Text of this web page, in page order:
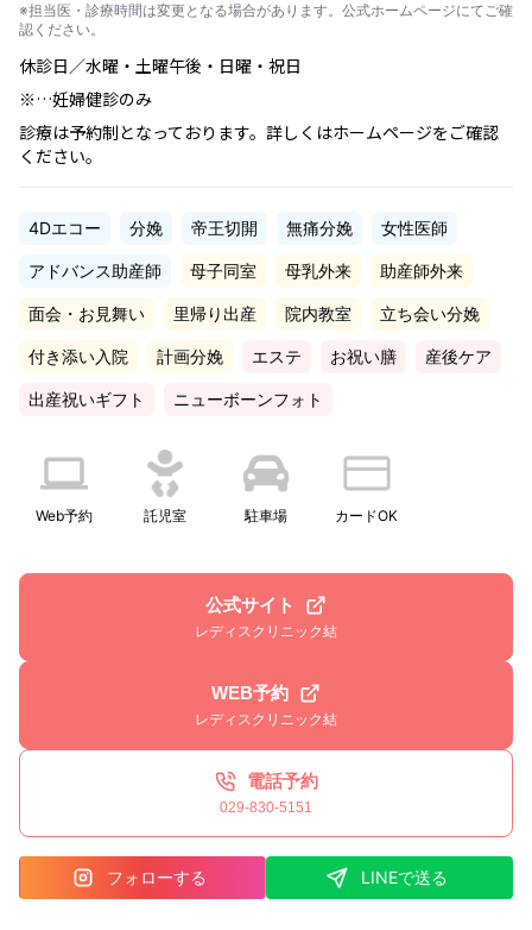
※担当医・診療時間は変更となる場合があります。公式ホームページにてご確
認ください。
休診日／水曜・土曜午後・日曜・祝日
※…妊婦健診のみ
診療は予約制となっております。詳しくはホームページをご確認
ください。
4Dエコー 分娩 帝王切開 無痛分娩 女性医師
アドバンス助産師 母子同室 母乳外来 助産師外来
面会・お見舞い 里帰り出産 院内教室 立ち会い分娩
付き添い入院 計画分娩 エステ お祝い膳 産後ケア
出産祝いギフト ニューボーンフォト
Web予約 託児室 駐車場 カードOK
公式サイト
レディスクリニック結
WEB予約
レディスクリニック結
電話予約
029-830-5151
フォローする LINEで送る